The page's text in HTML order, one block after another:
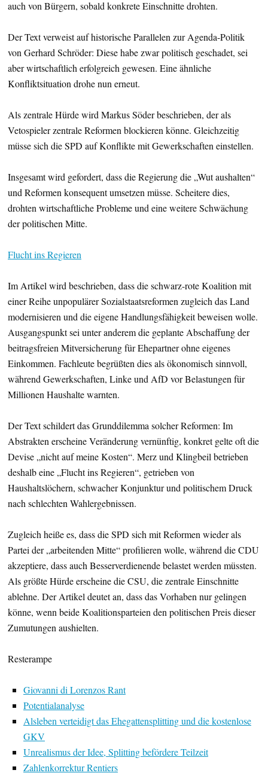
auch von Bürgern, sobald konkrete Einschnitte drohten.
Der Text verweist auf historische Parallelen zur Agenda-Politik
von Gerhard Schröder: Diese habe zwar politisch geschadet, sei
aber wirtschaftlich erfolgreich gewesen. Eine ähnliche
Konfliktsituation drohe nun erneut.
Als zentrale Hürde wird Markus Söder beschrieben, der als
Vetospieler zentrale Reformen blockieren könne. Gleichzeitig
müsse sich die SPD auf Konflikte mit Gewerkschaften einstellen.
Insgesamt wird gefordert, dass die Regierung die „Wut aushalten“
und Reformen konsequent umsetzen müsse. Scheitere dies,
drohten wirtschaftliche Probleme und eine weitere Schwächung
der politischen Mitte.
Flucht ins Regieren
Im Artikel wird beschrieben, dass die schwarz-rote Koalition mit
einer Reihe unpopulärer Sozialstaatsreformen zugleich das Land
modernisieren und die eigene Handlungsfähigkeit beweisen wolle.
Ausgangspunkt sei unter anderem die geplante Abschaffung der
beitragsfreien Mitversicherung für Ehepartner ohne eigenes
Einkommen. Fachleute begrüßten dies als ökonomisch sinnvoll,
während Gewerkschaften, Linke und AfD vor Belastungen für
Millionen Haushalte warnten.
Der Text schildert das Grunddilemma solcher Reformen: Im
Abstrakten erscheine Veränderung vernünftig, konkret gelte oft die
Devise „nicht auf meine Kosten“. Merz und Klingbeil betrieben
deshalb eine „Flucht ins Regieren“, getrieben von
Haushaltslöchern, schwacher Konjunktur und politischem Druck
nach schlechten Wahlergebnissen.
Zugleich heiße es, dass die SPD sich mit Reformen wieder als
Partei der „arbeitenden Mitte“ profilieren wolle, während die CDU
akzeptiere, dass auch Besserverdienende belastet werden müssten.
Als größte Hürde erscheine die CSU, die zentrale Einschnitte
ablehne. Der Artikel deutet an, dass das Vorhaben nur gelingen
könne, wenn beide Koalitionsparteien den politischen Preis dieser
Zumutungen aushielten.
Resterampe
Giovanni di Lorenzos Rant
Potentialanalyse
Alsleben verteidigt das Ehegattensplitting und die kostenlose
GKV
Unrealismus der Idee, Splitting befördere Teilzeit
Zahlenkorrektur Rentiers